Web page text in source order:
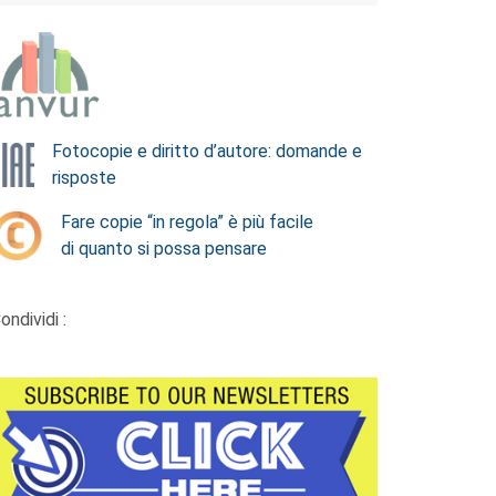
Fotocopie e diritto d’autore: domande e
risposte
Fare copie “in regola” è più facile
di quanto si possa pensare
: